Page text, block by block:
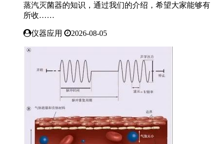
蒸汽灭菌器的知识，通过我们的介绍，希望大家能够有
所收……
仪器应用 2026-08-05